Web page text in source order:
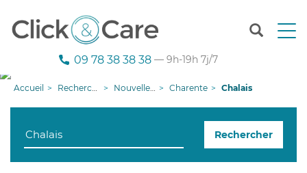
T
n
g
09 78 38 38 38 — 9h-19h 7j/7
Accueil Recherche aide à domicile Nouvelle-Aquitaine Charente Chalais
Rechercher